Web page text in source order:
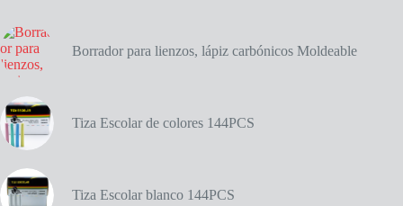
cantidad
Borrador para lienzos, lápiz carbónicos Moldeable
Tiza Escolar de colores 144PCS
Tiza Escolar blanco 144PCS